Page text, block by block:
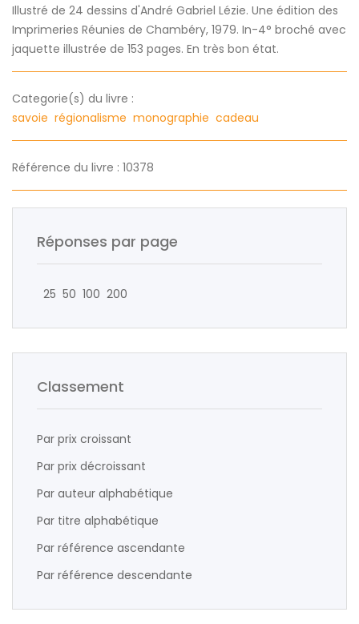
Illustré de 24 dessins d'André Gabriel Lézie. Une édition des
Imprimeries Réunies de Chambéry, 1979. In-4° broché avec
jaquette illustrée de 153 pages. En très bon état.
Categorie(s) du livre :
savoie régionalisme monographie cadeau
Référence du livre : 10378
Réponses par page
25 50 100 200
Classement
Par prix croissant
Par prix décroissant
Par auteur alphabétique
Par titre alphabétique
Par référence ascendante
Par référence descendante